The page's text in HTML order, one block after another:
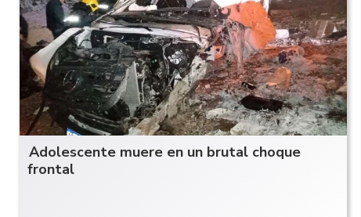
Adolescente muere en un brutal choque
frontal